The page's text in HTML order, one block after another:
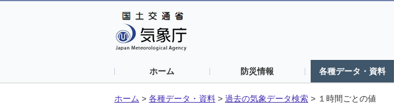
ホーム 防災情報 各種データ・資料
ホーム > 各種データ・資料 > 過去の気象データ検索 > １時間ごとの値